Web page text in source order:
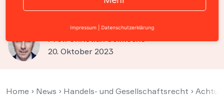
fahrrad.de) droht Insolvenz
Prof. Christian Solmecke
20. Oktober 2023
Home › News › Handels- und Gesellschaftsrecht ›
Impressum Datenschutzerklärung